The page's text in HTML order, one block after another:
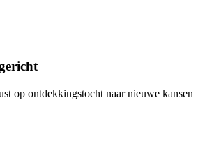
op ontdekkingstocht naar nieuwe kansen